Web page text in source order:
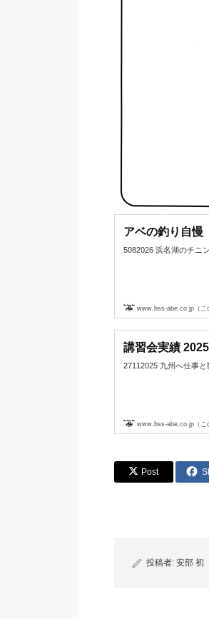
アベの釣り自慢
5082026 浜名湖のチニ
www.bss-abe.co.jp（こ
講習会実績
27112025 九州へ仕事
www.bss-abe.co.jp（こ
Post
投稿者: 安部 初